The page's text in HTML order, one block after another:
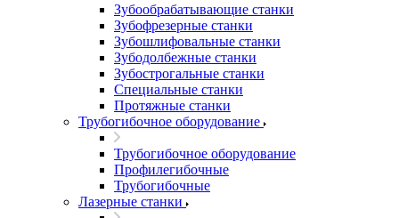
Зубообрабатывающие станки
Зубофрезерные станки
Зубошлифовальные станки
Зубодолбежные станки
Зубострогальные станки
Специальные станки
Протяжные станки
Трубогибочное оборудование
Трубогибочное оборудование
Профилегибочные
Трубогибочные
Лазерные станки